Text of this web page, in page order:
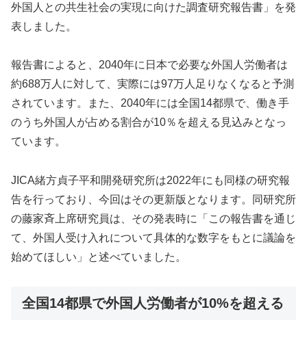
外国人との共生社会の実現に向けた調査研究報告書」を発
表しました。
報告書によると、2040年に日本で必要な外国人労働者は
約688万人に対して、実際には97万人足りなくなると予測
されています。また、2040年には全国14都県で、働き手
のうち外国人が占める割合が10％を超える見込みとなっ
ています。
JICA緒方貞子平和開発研究所は2022年にも同様の研究報
告を行っており、今回はその更新版となります。同研究所
の藤家斉上席研究員は、その発表時に「この報告書を通じ
て、外国人受け入れについて具体的な数字をもとに議論を
始めてほしい」と述べていました。
全国14都県で外国人労働者が10%を超える